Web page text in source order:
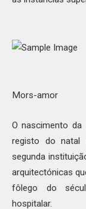
Mors-amor
O nascimento
registo do
segunda
arquitectónicas
fôlego do
hospitalar.